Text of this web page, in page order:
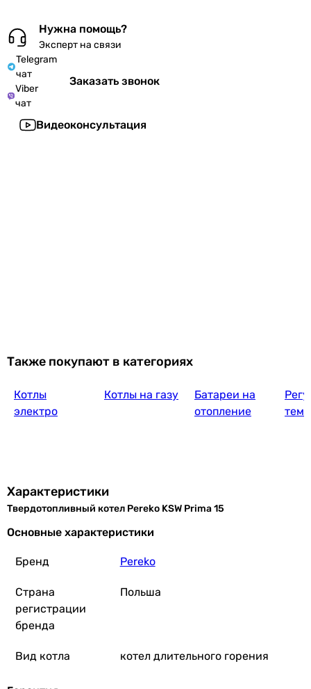
Нужна помощь?
Эксперт на связи
Telegram
чат
Viber
чат
Заказать звонок
Видеоконсультация
Также покупают в категориях
Котлы
электро
Котлы на газу
Батареи на
отопление
Характеристики
Твердотопливный котел Pereko KSW Prima 15
Основные характеристики
Бренд Pereko
Страна
регистрации
бренда
Польша
Вид котла котел длительного горения